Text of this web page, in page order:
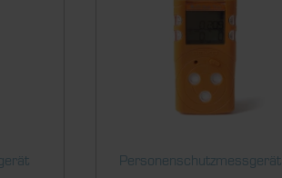
Personenschutzmessgerät